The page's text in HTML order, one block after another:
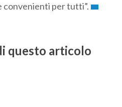
per tutti”.
questo articolo